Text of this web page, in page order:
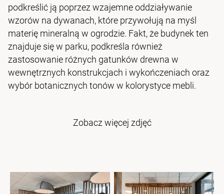
podkreślić ją poprzez wzajemne oddziaływanie
wzorów na dywanach, które przywołują na myśl
materię mineralną w ogrodzie. Fakt, że budynek ten
znajduje się w parku, podkreśla również
zastosowanie różnych gatunków drewna w
wewnętrznych konstrukcjach i wykończeniach oraz
wybór botanicznych tonów w kolorystyce mebli.
Zobacz więcej zdjęć